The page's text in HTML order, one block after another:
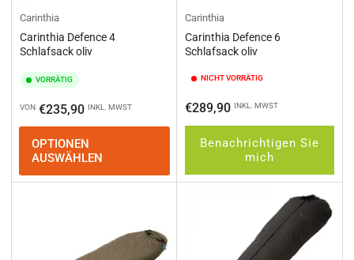
Carinthia
Carinthia Defence 4
Schlafsack oliv
VORRÄTIG
Normaler
Preis
VON €235,90 INKL. MWST
OPTIONEN
AUSWÄHLEN
Carinthia
Carinthia Defence 6
Schlafsack oliv
NICHT VORRÄTIG
Normaler
Preis
€289,90 INKL. MWST
Benachrichtigen Sie
mich